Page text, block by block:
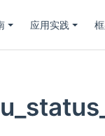
应用实践